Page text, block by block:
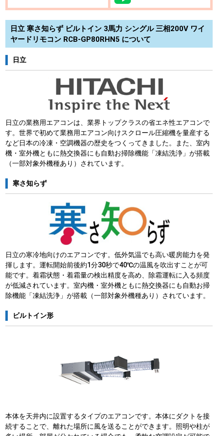
日立 寒さ知らず ビルトイン 3馬力 シングル 三相200V ワイ
ヤードリモコン RCB-GP80RHN5 について
日立
日立の業務用エアコンは、業界トップクラスの省エネ性エアコンで
す。世界で初めて業務用エアコン向けスクロール圧縮機を量産する
など日本の冷凍・空調機器の歴史をつくってきました。また、室内
機・室外機ともに熱交換器にも自動お掃除機能「凍結洗浄」が搭載
（一部対象外機種あり）されています。
寒さ知らず
日立の寒冷地向けのエアコンです。低外気温でも高い暖房能力を発
揮します。運転開始前後約1分30秒で40℃の温風を吹出すことが可
能です。着霜状態・着霜量の検出精度を高め、除霜運転に入る頻度
が低減されています。室内機・室外機ともに熱交換器にも自動お掃
除機能「凍結洗浄」が搭載（一部対象外機種あり）されています。
ビルトイン形
本体を天井内に設置するタイプのエアコンです。本体にダクトを接
続することで、離れた場所に風を送ることができます。照明や柱が